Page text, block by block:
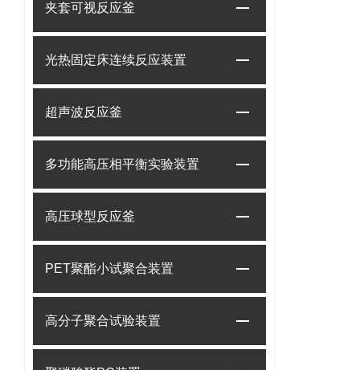
夹套可视反应釜
光热固定床连续反应装置
超声波反应釜
多功能高压相平衡实验装置
高压球型反应釜
PET聚酯小试聚合装置
高分子聚合试验装置